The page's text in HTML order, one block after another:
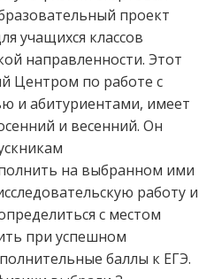
проект
учащихся классов
направленности. Этот
Центром по работе с
и абитуриентами, имеет
и весенний. Он
на выбранном ими
работу и
с местом
при успешном
баллы к ЕГЭ.